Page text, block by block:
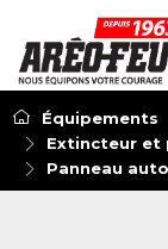
Équipements
Extincteur et
Panneau